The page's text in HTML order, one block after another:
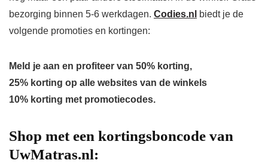
bezorging binnen 5-6 werkdagen. Codies.nl
biedt je de
volgende promoties en kortingen:
Meld je aan en profiteer van 50% korting,
25% korting op alle websites van de winkels
10% korting met promotiecodes.
Shop met een kortingsboncode van
UwMatras.nl: